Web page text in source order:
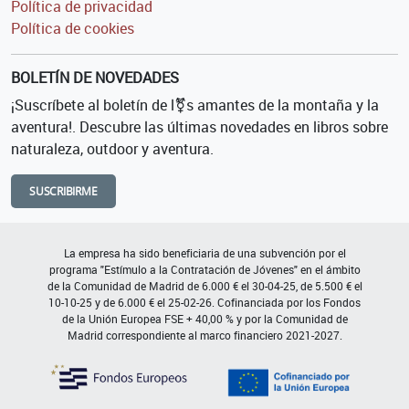
Política de privacidad
Política de cookies
BOLETÍN DE NOVEDADES
¡Suscríbete al boletín de l⚧s amantes de la montaña y la
aventura!. Descubre las últimas novedades en libros sobre
naturaleza, outdoor y aventura.
SUSCRIBIRME
La empresa ha sido beneficiaria de una subvención por el
programa "Estímulo a la Contratación de Jóvenes" en el ámbito
de la Comunidad de Madrid de 6.000 € el 30-04-25, de 5.500 € el
10-10-25 y de 6.000 € el 25-02-26. Cofinanciada por los Fondos
de la Unión Europea FSE + 40,00 % y por la Comunidad de
Madrid correspondiente al marco financiero 2021-2027.